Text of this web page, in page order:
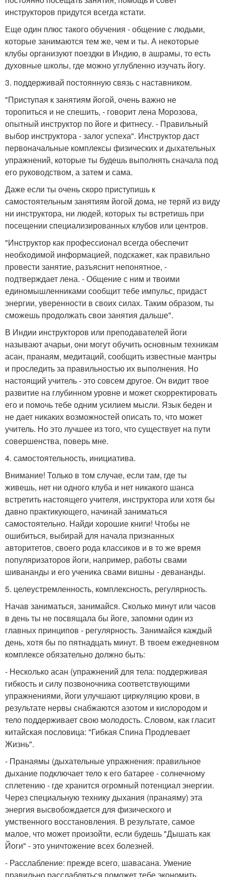
инструкторов придутся всегда кстати.
Еще один плюс такого обучения - общение с людьми,
которые занимаются тем же, чем и ты. А некоторые
клубы организуют поездки в Индию, в ашрамы, то есть
духовные школы, где можно углубленно изучать йогу.
3. поддерживай постоянную связь с наставником.
"Приступая к занятиям йогой, очень важно не
торопиться и не спешить, - говорит лена Морозова,
опытный инструктор по йоге и фитнесу. - Правильный
выбор инструктора - залог успеха". Инструктор даст
первоначальные комплексы физических и дыхательных
упражнений, которые ты будешь выполнять сначала под
его руководством, а затем и сама.
Даже если ты очень скоро приступишь к
самостоятельным занятиям йогой дома, не теряй из виду
ни инструктора, ни людей, которых ты встретишь при
посещении специализированных клубов или центров.
"Инструктор как профессионал всегда обеспечит
необходимой информацией, подскажет, как правильно
провести занятие, разъяснит непонятное, -
подтверждает лена. - Общение с ним и твоими
единомышленниками сообщит тебе импульс, придаст
энергии, уверенности в своих силах. Таким образом, ты
сможешь продолжать свои занятия дальше".
В Индии инструкторов или преподавателей йоги
называют ачарьи, они могут обучить основным техникам
асан, пранаям, медитаций, сообщить известные мантры
и проследить за правильностью их выполнения. Но
настоящий учитель - это совсем другое. Он видит твое
развитие на глубинном уровне и может скорректировать
его и помочь тебе одним усилием мысли. Язык беден и
не дает никаких возможностей описать то, что может
учитель. Но это лучшее из того, что существует на пути
совершенства, поверь мне.
4. самостоятельность, инициатива.
Внимание! Только в том случае, если там, где ты
живешь, нет ни одного клуба и нет никакого шанса
встретить настоящего учителя, инструктора или хотя бы
давно практикующего, начинай заниматься
самостоятельно. Найди хорошие книги! Чтобы не
ошибиться, выбирай для начала признанных
авторитетов, своего рода классиков и в то же время
популяризаторов йоги, например, работы свами
шивананды и его ученика свами вишны - девананды.
5. целеустремленность, комплексность, регулярность.
Начав заниматься, занимайся. Сколько минут или часов
в день ты не посвящала бы йоге, запомни один из
главных принципов - регулярность. Занимайся каждый
день, хотя бы по пятнадцать минут. В твоем ежедневном
комплексе обязательно должно быть:
- Несколько асан (упражнений для тела: поддерживая
гибкость и силу позвоночника соответствующими
упражнениями, йоги улучшают циркуляцию крови, в
результате нервы снабжаются азотом и кислородом и
тело поддерживает свою молодость. Словом, как гласит
китайская пословица: "Гибкая Спина Продлевает
Жизнь".
- Пранаямы (дыхательные упражнения: правильное
дыхание подключает тело к его батарее - солнечному
сплетению - где хранится огромный потенциал энергии.
Через специальную технику дыхания (пранаяму) эта
энергия высвобождается для физического и
умственного восстановления. В результате, самое
малое, что может произойти, если будешь "Дышать как
Йоги" - это уничтожение всех болезней.
- Расслабление: прежде всего, шавасана. Умение
правильно расслабляться поможет тебе экономить